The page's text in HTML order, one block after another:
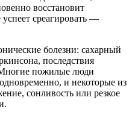
восстановит
среагировать —
болезни: сахарный
последствия
пожилые люди
и некоторые из
сонливость или резкое